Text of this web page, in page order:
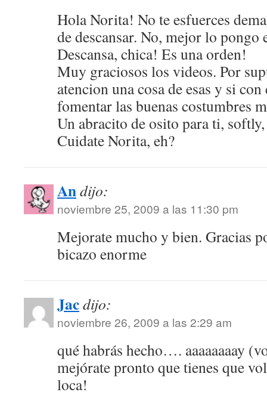
Hola Norita! No te esfuerces
de descansar. No, mejor lo
Descansa, chica! Es una orden!
Muy graciosos los videos. Por
atencion una cosa de esas y si
fomentar las buenas costumbres
Un abracito de osito para ti,
Cuidate Norita, eh?
Andijo:
noviembre 25, 2009 a las 11:30 pm
Mejorate mucho y bien. Gracias
bicazo enorme
Jacdijo:
noviembre 26, 2009 a las 2:29 am
qué habrás hecho…. aaaaaaaay
mejórate pronto que tienes que
loca!